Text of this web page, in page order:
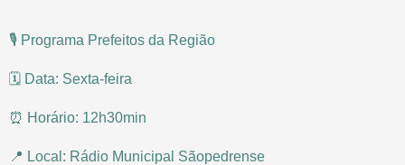
🎙️ Programa Prefeitos da Região
🗓️ Data: Sexta-feira
⏰ Horário: 12h30min
📍 Local: Rádio Municipal Sãopedrense